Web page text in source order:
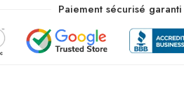
Paiement sécurisé garanti